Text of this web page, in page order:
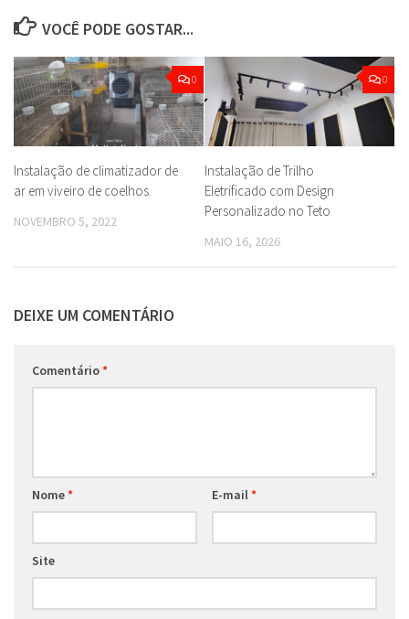
VOCÊ PODE GOSTAR...
0
Instalação de climatizador de
ar em viveiro de coelhos.
NOVEMBRO 5, 2022
0
Instalação de Trilho
Eletrificado com Design
Personalizado no Teto
MAIO 16, 2026
DEIXE UM COMENTÁRIO
Comentário*
Nome* E-mail *
Site